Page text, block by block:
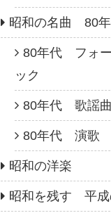
昭和の名曲 80
80年代 フォー
ック
80年代 歌謡曲
80年代 演歌
昭和の洋楽
昭和を残す 平